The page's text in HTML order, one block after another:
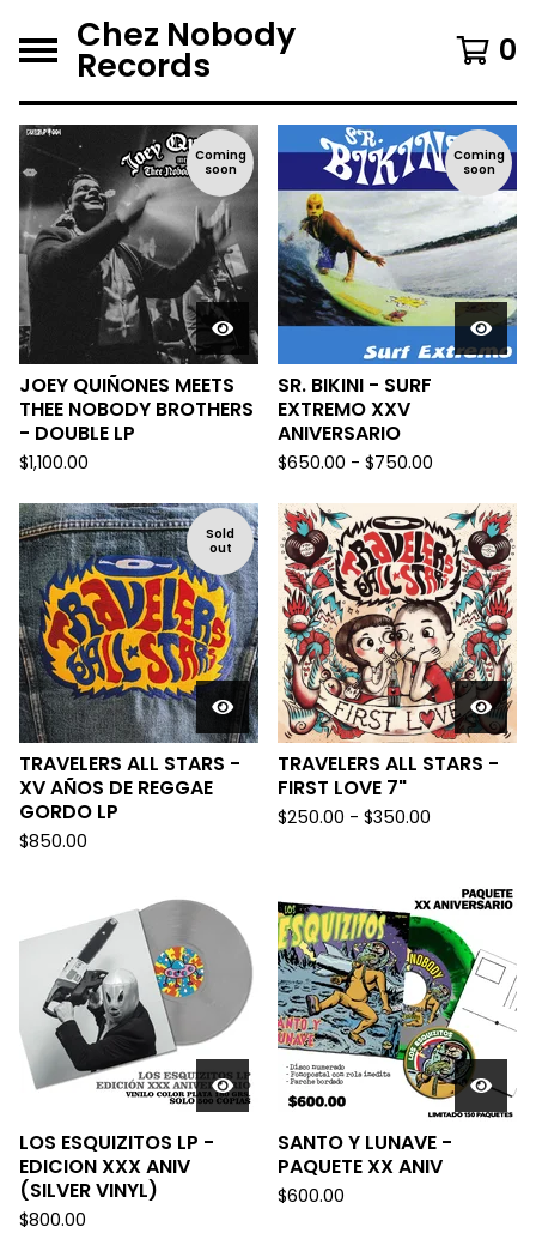
Chez Nobody
Records 0
F
e
t
u
r
e
d
Coming
soon
JOEY QUIÑONES MEETS
THEE NOBODY BROTHERS
- DOUBLE LP
$1,100.00
Coming
soon
SR. BIKINI - SURF
EXTREMO XXV
ANIVERSARIO
$650.00 - $750.00
Sold
out
TRAVELERS ALL STARS -
XV AÑOS DE REGGAE
GORDO LP
$850.00
TRAVELERS ALL STARS -
FIRST LOVE 7"
$250.00 - $350.00
LOS ESQUIZITOS LP -
EDICION XXX ANIV
(SILVER VINYL)
$800.00
SANTO Y LUNAVE -
PAQUETE XX ANIV
$600.00